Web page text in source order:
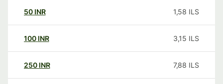
50 INR 1,58 ILS
100 INR 3,15 ILS
250 INR 7,88 ILS